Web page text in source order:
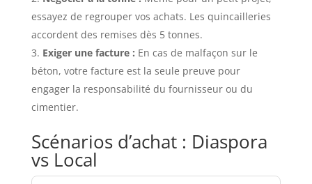
essayez de regrouper vos achats. Les quincailleries
accordent des remises dès 5 tonnes.
Exiger une facture : En cas de malfaçon sur le
béton, votre facture est la seule preuve pour
engager la responsabilité du fournisseur ou du
cimentier.
Scénarios d’achat : Diaspora
vs Local